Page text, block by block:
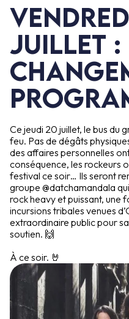
juillet :
Ce jeudi 20 juillet, le bus du
feu. Pas de dégâts
des affaires personnelles
conséquence, les rockeurs
festival ce soir… Ils seront
groupe @datchamandala
rock heavy et puissant, une
incursions tribales venues
extraordinaire public pour
soutien. 🙌
À ce soir. 🤘